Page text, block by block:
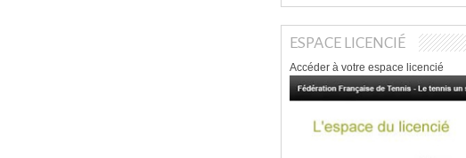
ESPACE LICENCIÉ
Accéder à votre espace licencié